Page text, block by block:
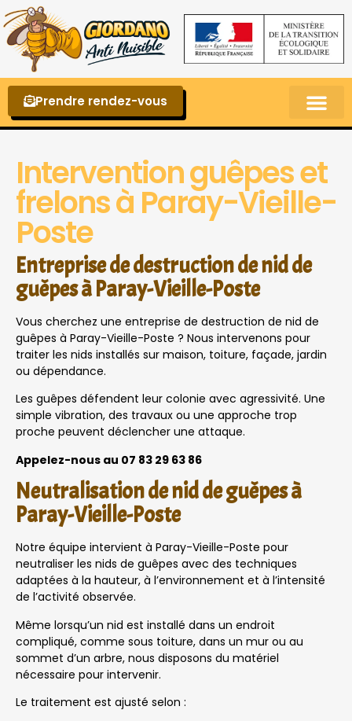
Prendre rendez-vous
Intervention guêpes et
frelons à Paray-Vieille-
Poste
Entreprise de destruction de nid de
guêpes à Paray-Vieille-Poste
Vous cherchez une entreprise de destruction de nid de
guêpes à Paray-Vieille-Poste ? Nous intervenons pour
traiter les nids installés sur maison, toiture, façade, jardin
ou dépendance.
Les guêpes défendent leur colonie avec agressivité. Une
simple vibration, des travaux ou une approche trop
proche peuvent déclencher une attaque.
Appelez-nous au 07 83 29 63 86
Neutralisation de nid de guêpes à
Paray-Vieille-Poste
Notre équipe intervient à Paray-Vieille-Poste pour
neutraliser les nids de guêpes avec des techniques
adaptées à la hauteur, à l’environnement et à l’intensité
de l’activité observée.
Même lorsqu’un nid est installé dans un endroit
compliqué, comme sous toiture, dans un mur ou au
sommet d’un arbre, nous disposons du matériel
nécessaire pour intervenir.
Le traitement est ajusté selon :